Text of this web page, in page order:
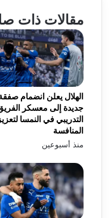
مقالات ذات
الهلال يعلن انضمام
جديدة إلى معسكر
التدريبي في النمسا لتعزيز
المنافسة
منذ أسبوعين